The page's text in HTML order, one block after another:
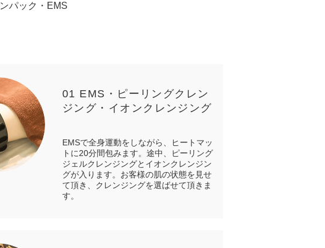
パック・EMS
01 EMS・ピーリングクレン
ジング・イオンクレンジング
EMSで全身運動をしながら、ヒートマッ
トに20分間包みます。 途中、ピーリング
ジェルクレンジングとイオンクレンジン
グが入ります。 お客様の肌の状態を見せ
て頂き、クレンジングを選ばせて頂きま
す。